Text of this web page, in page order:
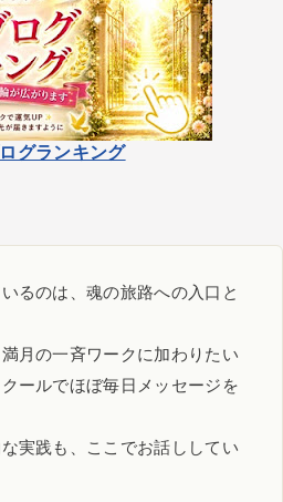
グランキング
るのは、魂の旅路への入口と
月の一斉ワークに加わりたい
ールでほぼ毎日メッセージを
実践も、ここでお話ししてい